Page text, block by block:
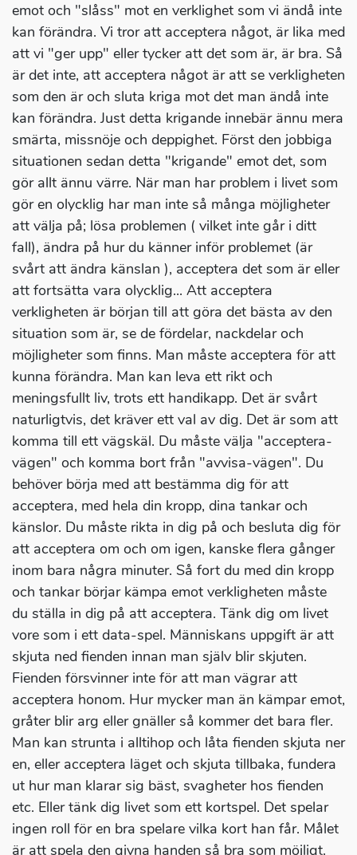
emot och "slåss" mot en verklighet som vi ändå inte
kan förändra. Vi tror att acceptera något, är lika med
att vi "ger upp" eller tycker att det som är, är bra. Så
är det inte, att acceptera något är att se verkligheten
som den är och sluta kriga mot det man ändå inte
kan förändra. Just detta krigande innebär ännu mera
smärta, missnöje och deppighet. Först den jobbiga
situationen sedan detta "krigande" emot det, som
gör allt ännu värre. När man har problem i livet som
gör en olycklig har man inte så många möjligheter
att välja på; lösa problemen ( vilket inte går i ditt
fall), ändra på hur du känner inför problemet (är
svårt att ändra känslan ), acceptera det som är eller
att fortsätta vara olycklig... Att acceptera
verkligheten är början till att göra det bästa av den
situation som är, se de fördelar, nackdelar och
möjligheter som finns. Man måste acceptera för att
kunna förändra. Man kan leva ett rikt och
meningsfullt liv, trots ett handikapp. Det är svårt
naturligtvis, det kräver ett val av dig. Det är som att
komma till ett vägskäl. Du måste välja "acceptera-
vägen" och komma bort från "avvisa-vägen". Du
behöver börja med att bestämma dig för att
acceptera, med hela din kropp, dina tankar och
känslor. Du måste rikta in dig på och besluta dig för
att acceptera om och om igen, kanske flera gånger
inom bara några minuter. Så fort du med din kropp
och tankar börjar kämpa emot verkligheten måste
du ställa in dig på att acceptera. Tänk dig om livet
vore som i ett data-spel. Människans uppgift är att
skjuta ned fienden innan man själv blir skjuten.
Fienden försvinner inte för att man vägrar att
acceptera honom. Hur mycker man än kämpar emot,
gråter blir arg eller gnäller så kommer det bara fler.
Man kan strunta i alltihop och låta fienden skjuta ner
en, eller acceptera läget och skjuta tillbaka, fundera
ut hur man klarar sig bäst, svagheter hos fienden
etc. Eller tänk dig livet som ett kortspel. Det spelar
ingen roll för en bra spelare vilka kort han får. Målet
är att spela den givna handen så bra som möjligt.